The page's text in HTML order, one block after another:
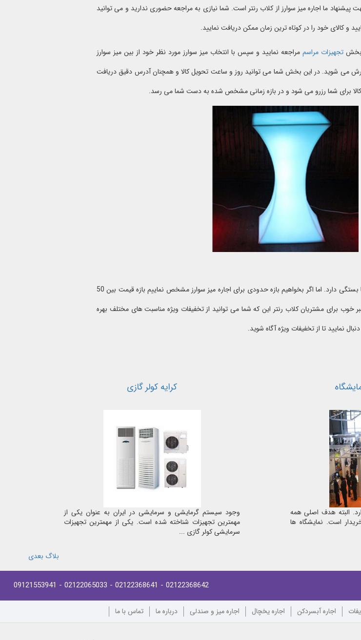
ما اجاره میز سوارز از کلاب رنتر است. شما نیازی به مراجعه حضوری ندارید و می توانید
و کالای خود را در کوتاه ترین زمان ممکن دریافت نمایید.
بخش تجهیزات مراسممراجعه نمایید و سپس با انتخاب میز سوارز مورد نظر خود از بین میز سوارز
می شوید. در این بخش شما می توانید روز و ساعت تحویل کالا و همچنان آدرس دقیق دریافت
برای شما رزرو می شود و در بازه زمانی مشخص شده به دست شما می رسد.
هزینه اجاره میز سوارز به مدل انتخابی شما بستگی دارد. اما اگر بخواهیم بازه حدودی برای اجاره میز سوارز مشخص نماییم بازه قیمت بین 50
خبر خوب برای مشتریان کلاب رنتر این که شما می توانید از تخفیفات ویژه مناسبت های مختلف بهره
نمایید تا از تخفیفات ویژه آگاه شوید.
کرایه کولر گازی
وجود سیستم گرمایشی و سرمایشی در ایران به عنوان یکی از
مهمترین تجهیزات شناخته شده است. یکی از مهمترین تجهیزات
سرمایشی کولر گازی ...
البته هدف اصلی همه
است. نمایشگاه ها
بلاگ بعدی
02122368642
- 02122368641
- 02122065033
- 09121553941
اجاره آبسردکن اجاره یخچال اجاره میز و صندلی درباره ما تماس با ما